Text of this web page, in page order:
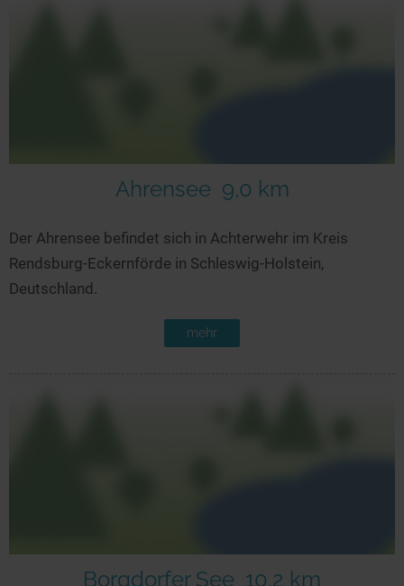
Ahrensee 9,0 km
Der Ahrensee befindet sich in Achterwehr im Kreis
Rendsburg-Eckernförde in Schleswig-Holstein,
Deutschland.
mehr
Borgdorfer See 10,2 km